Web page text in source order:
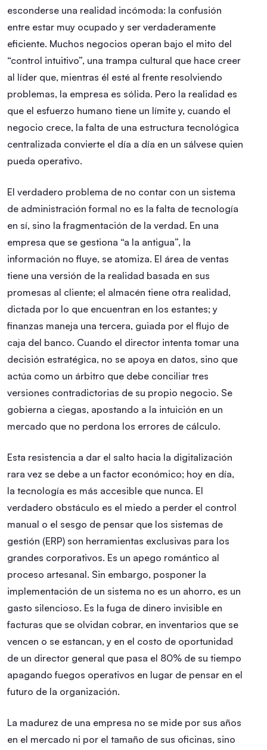
esconderse una realidad incómoda: la confusión
entre estar muy ocupado y ser verdaderamente
eficiente. Muchos negocios operan bajo el mito del
“control intuitivo”, una trampa cultural que hace creer
al líder que, mientras él esté al frente resolviendo
problemas, la empresa es sólida. Pero la realidad es
que el esfuerzo humano tiene un límite y, cuando el
negocio crece, la falta de una estructura tecnológica
centralizada convierte el día a día en un sálvese quien
pueda operativo.
El verdadero problema de no contar con un sistema
de administración formal no es la falta de tecnología
en sí, sino la fragmentación de la verdad. En una
empresa que se gestiona “a la antigua”, la
información no fluye, se atomiza. El área de ventas
tiene una versión de la realidad basada en sus
promesas al cliente; el almacén tiene otra realidad,
dictada por lo que encuentran en los estantes; y
finanzas maneja una tercera, guiada por el flujo de
caja del banco. Cuando el director intenta tomar una
decisión estratégica, no se apoya en datos, sino que
actúa como un árbitro que debe conciliar tres
versiones contradictorias de su propio negocio. Se
gobierna a ciegas, apostando a la intuición en un
mercado que no perdona los errores de cálculo.
Esta resistencia a dar el salto hacia la digitalización
rara vez se debe a un factor económico; hoy en día,
la tecnología es más accesible que nunca. El
verdadero obstáculo es el miedo a perder el control
manual o el sesgo de pensar que los sistemas de
gestión (ERP) son herramientas exclusivas para los
grandes corporativos. Es un apego romántico al
proceso artesanal. Sin embargo, posponer la
implementación de un sistema no es un ahorro, es un
gasto silencioso. Es la fuga de dinero invisible en
facturas que se olvidan cobrar, en inventarios que se
vencen o se estancan, y en el costo de oportunidad
de un director general que pasa el 80% de su tiempo
apagando fuegos operativos en lugar de pensar en el
futuro de la organización.
La madurez de una empresa no se mide por sus años
en el mercado ni por el tamaño de sus oficinas, sino